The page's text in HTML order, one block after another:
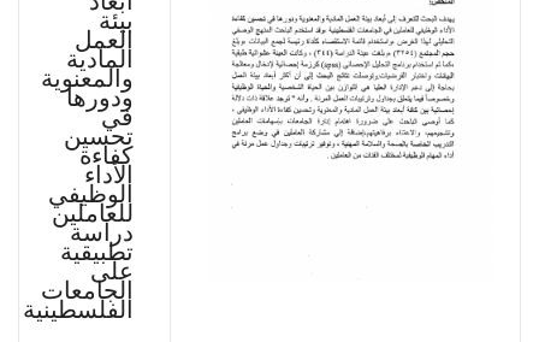
بيئة
العمل
المادية
والمعنوية
ودورها
في
تحسين
كفاءة
الأداء
الوظيفي
للعاملين
دراسة
تطبيقية
على
الجامعات
الفلسطينية